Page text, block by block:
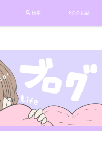
検索 次のお話